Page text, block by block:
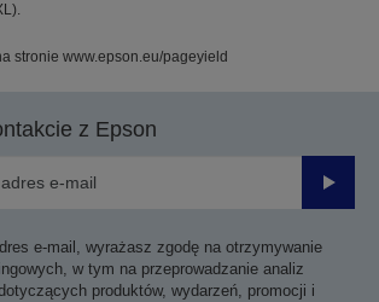
stronie www.epson.eu/pageyield
z Epson
e-mail, wyrażasz zgodę na otrzymywanie
w tym na przeprowadzanie analiz
produktów, wydarzeń, promocji i